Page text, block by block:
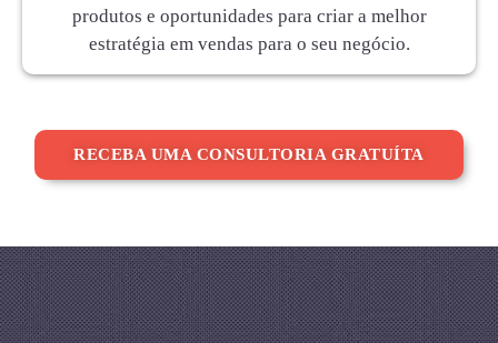
produtos e oportunidades para criar a melhor
estratégia em vendas para o seu negócio.
RECEBA UMA CONSULTORIA GRATUÍTA